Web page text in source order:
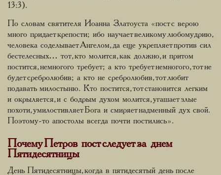
13:3).
По словам святителя Иоанна Златоуста «пост с верою
много придает крепости; ибо научает великому любомудрию,
человека соделывает Ангелом, да еще укрепляет против сил
бестелесных… тот, кто молится, как должно, и притом
постится, немногого требует; а кто требует немногого, тот не
будет сребролюбив; а кто не сребролюбив, тот любит
подавать милостыню. Кто постится, тот становится легким
и окрыляется, и с бодрым духом молится, угашает злые
похоти, умилостивляет Бога и смиряет надменный дух свой.
Поэтому-то апостолы всегда почти постились».
Почему Петров пост следует за днем
Пятидесятницы
День Пятидесятницы, когда в пятидесятый день после